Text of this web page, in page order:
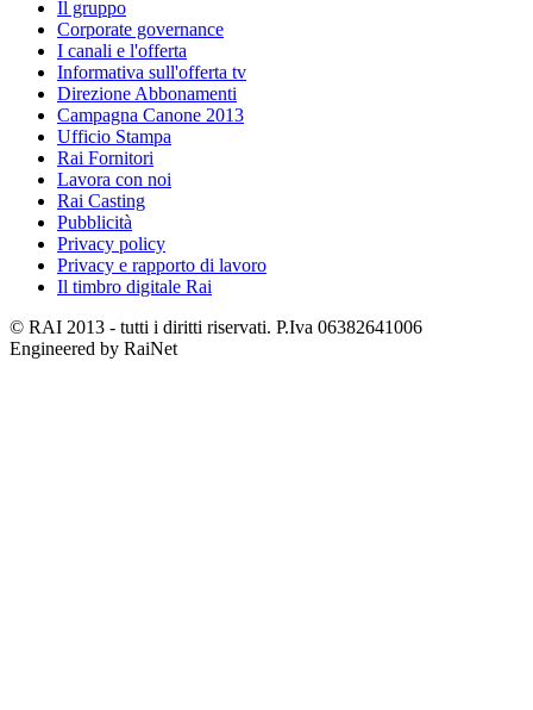
Il gruppo
Corporate governance
I canali e l'offerta
Informativa sull'offerta tv
Direzione Abbonamenti
Campagna Canone 2013
Ufficio Stampa
Rai Fornitori
Lavora con noi
Rai Casting
Pubblicità
Privacy policy
Privacy e rapporto di lavoro
Il timbro digitale Rai
© RAI 2013 - tutti i diritti riservati. P.Iva 06382641006
Engineered by RaiNet